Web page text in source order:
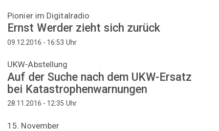
Pionier im Digitalradio
Ernst Werder zieht sich zurück
09.12.2016 - 16:53 Uhr
UKW-Abstellung
Auf der Suche nach dem UKW-Ersatz
bei Katastrophenwarnungen
28.11.2016 - 12:35 Uhr
15. November